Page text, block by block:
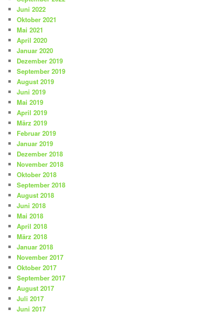
Juni 2022
Oktober 2021
Mai 2021
April 2020
Januar 2020
Dezember 2019
September 2019
August 2019
Juni 2019
Mai 2019
April 2019
März 2019
Februar 2019
Januar 2019
Dezember 2018
November 2018
Oktober 2018
September 2018
August 2018
Juni 2018
Mai 2018
April 2018
März 2018
Januar 2018
November 2017
Oktober 2017
September 2017
August 2017
Juli 2017
Juni 2017